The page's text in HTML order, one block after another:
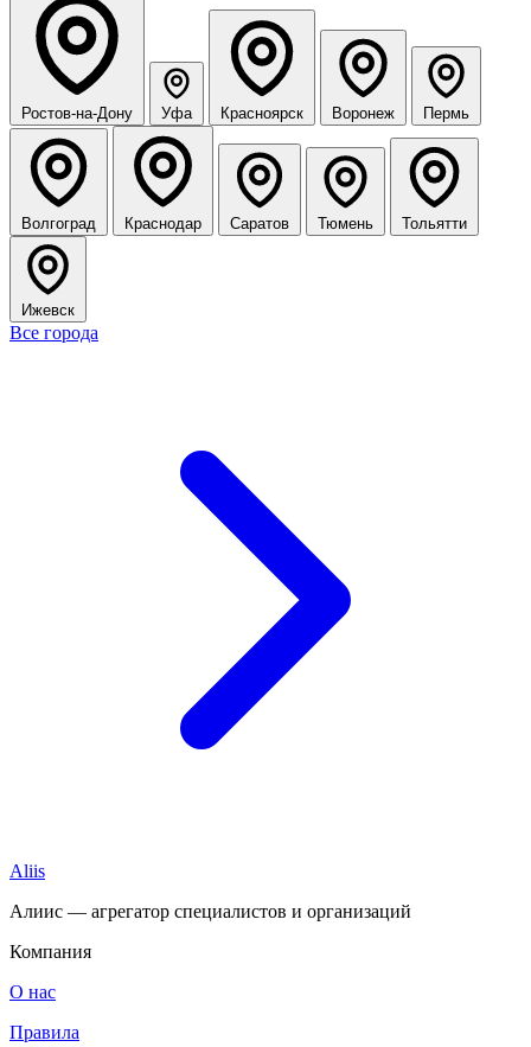
Ростов-на-Дону Уфа Красноярск Воронеж Пермь
Волгоград Краснодар Саратов Тюмень Тольятти
Ижевск
Все города
Aliis
Алиис — агрегатор специалистов и организаций
Компания
О нас
Правила